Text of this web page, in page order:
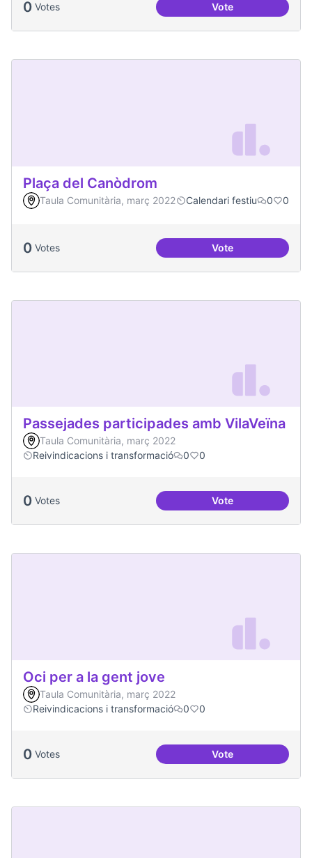
0 Votes VotePodcast Radio
Plaça del Canòdrom
Taula Comunitària, març 2022 Calendari festiu 0 0
0 Votes VotePlaça del
Passejades participades amb VilaVeïna
Taula Comunitària, març 2022
Reivindicacions i transformació
0 0
0 Votes VotePassejades
Oci per a la gent jove
Taula Comunitària, març 2022
Reivindicacions i transformació
0 0
0 Votes VoteOci per a la gent